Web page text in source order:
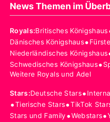
News Themen im
Royals:Britisches Königshaus
Dänisches Königshaus•
Niederländisches Königshaus
Schwedisches Königshaus•
Weitere Royals und Adel
Stars:Deutsche Stars•
•Tierische Stars•TikTok
Stars und Family•Webstars•